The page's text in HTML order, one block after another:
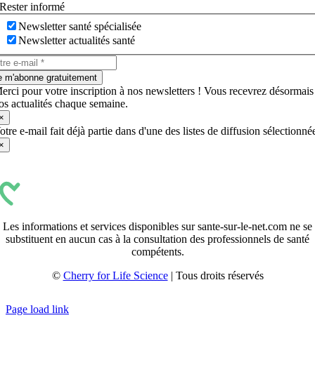
Rester informé
Newsletter santé spécialisée
Newsletter actualités santé
m'abonne gratuitement
pour votre inscription à nos newsletters ! Vous recevrez désormais
actualités chaque semaine.
e-mail fait déjà partie dans d'une des listes de diffusion
Les informations et services disponibles sur sante-sur-le-net.com ne se
substituent en aucun cas à la consultation des professionnels de santé
compétents.
© Cherry for Life Science| Tous droits réservés
Page load link